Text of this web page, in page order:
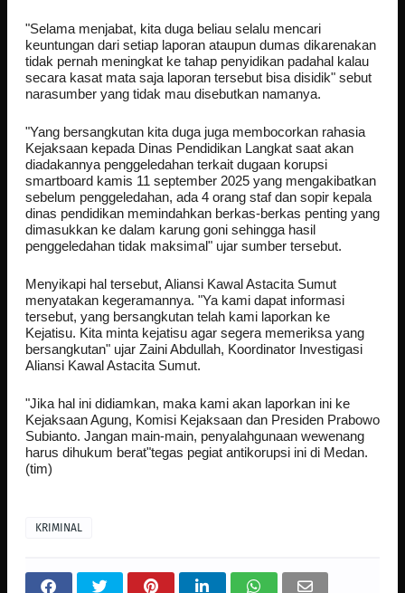
"Selama menjabat, kita duga beliau selalu mencari
keuntungan dari setiap laporan ataupun dumas dikarenakan
tidak pernah meningkat ke tahap penyidikan padahal kalau
secara kasat mata saja laporan tersebut bisa disidik" sebut
narasumber yang tidak mau disebutkan namanya.
"Yang bersangkutan kita duga juga membocorkan rahasia
Kejaksaan kepada Dinas Pendidikan Langkat saat akan
diadakannya penggeledahan terkait dugaan korupsi
smartboard kamis 11 september 2025 yang mengakibatkan
sebelum penggeledahan, ada 4 orang staf dan sopir kepala
dinas pendidikan memindahkan berkas-berkas penting yang
dimasukkan ke dalam karung goni sehingga hasil
penggeledahan tidak maksimal" ujar sumber tersebut.
Menyikapi hal tersebut, Aliansi Kawal Astacita Sumut
menyatakan kegeramannya. "Ya kami dapat informasi
tersebut, yang bersangkutan telah kami laporkan ke
Kejatisu. Kita minta kejatisu agar segera memeriksa yang
bersangkutan" ujar Zaini Abdullah, Koordinator Investigasi
Aliansi Kawal Astacita Sumut.
"Jika hal ini didiamkan, maka kami akan laporkan ini ke
Kejaksaan Agung, Komisi Kejaksaan dan Presiden Prabowo
Subianto. Jangan main-main, penyalahgunaan wewenang
harus dihukum berat"tegas pegiat antikorupsi ini di Medan.
(tim)
KRIMINAL